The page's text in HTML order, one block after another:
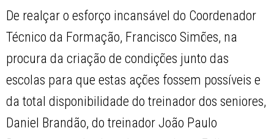
De realçar o esforço incansável do Coordenador
Técnico da Formação, Francisco Simões, na
procura da criação de condições junto das
escolas para que estas ações fossem possíveis e
da total disponibilidade do treinador dos seniores,
Daniel Brandão, do treinador João Paulo